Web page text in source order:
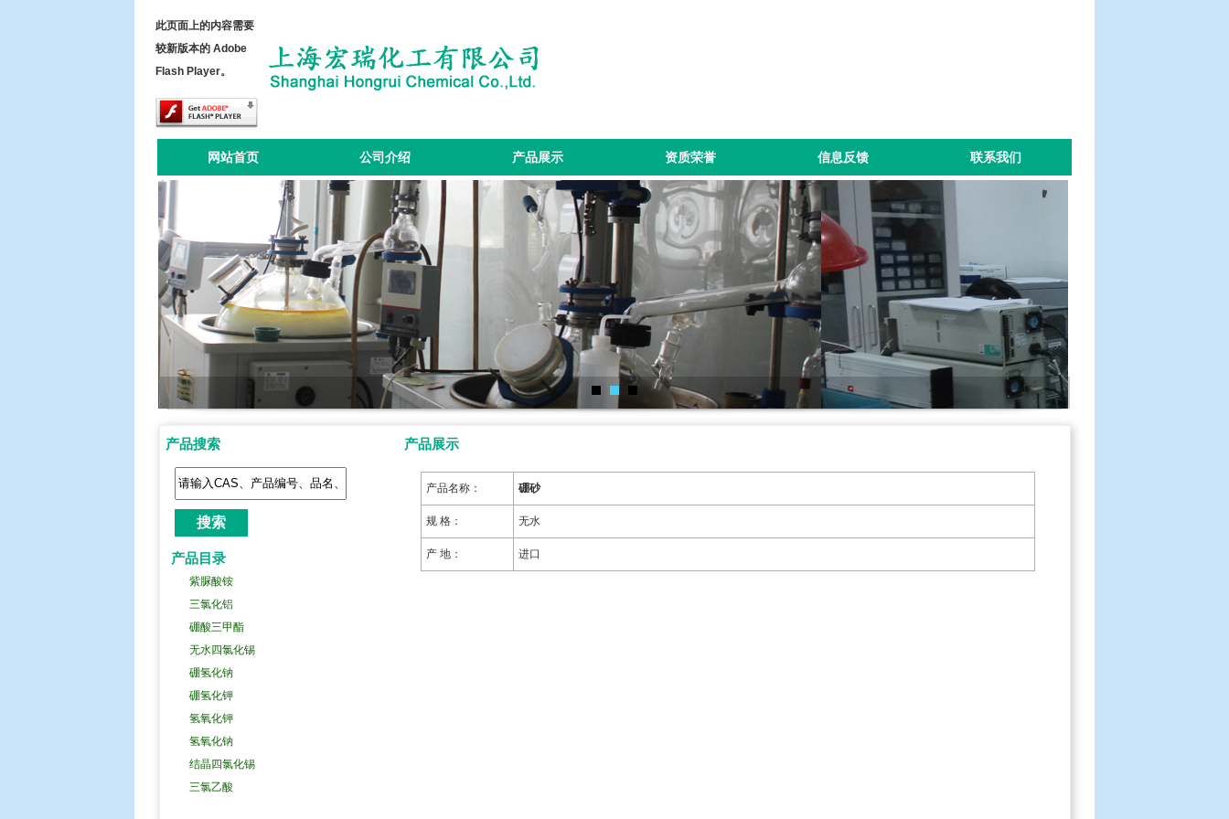
此页面上的内容需要
较新版本的 Adobe
Flash Player。
网站首页 公司介绍 产品展示 资质荣誉 信息反馈 联系我们
产品搜索
产品目录
四溴化碳
癸烷磺酸钠
庚烷磺酸钠
辛烷磺酸钠
紫脲酸铵
三氯化铝
硼酸三甲酯
无水四氯化锡
硼氢化钠
硼氢化钾
氢氧化钾
氢氧化钠
结晶四氯化锡
三氯乙酸
产品展示
产品名称： 硼砂
规 格： 无水
产 地： 进口